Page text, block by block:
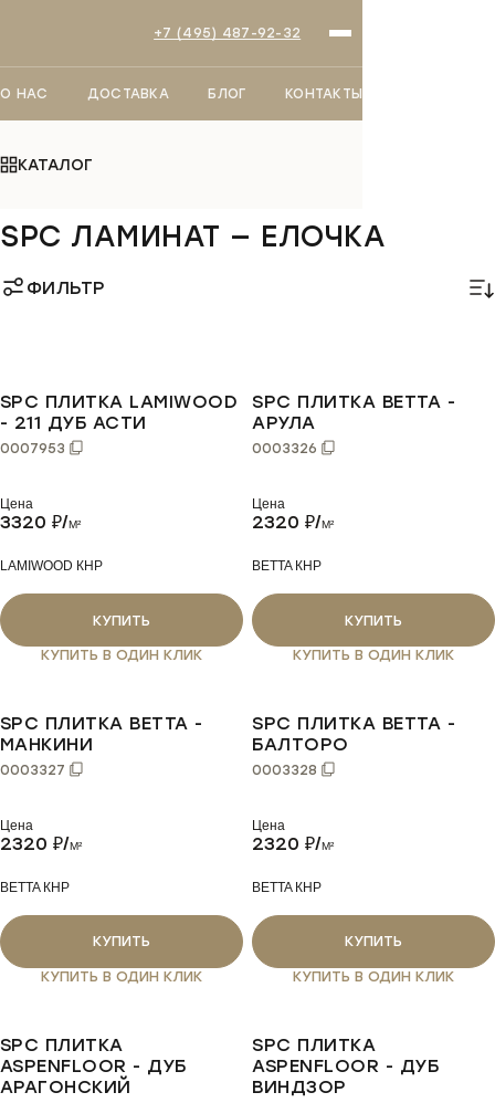
+7 (495) 487-92-32
О НАС ДОСТАВКА БЛОГ КОНТАКТЫ
КАТАЛОГ
SPC ЛАМИНАТ — ЕЛОЧКА
ФИЛЬТР
SPC ПЛИТКА LAMIWOOD
- 211 ДУБ АСТИ
0007953
Цена
3320 ₽/M²
LAMIWOOD КНР
КУПИТЬ
КУПИТЬ В ОДИН КЛИК
SPC ПЛИТКА BETTA -
АРУЛА
0003326
Цена
2320 ₽/M²
BETTA КНР
КУПИТЬ
КУПИТЬ В ОДИН КЛИК
SPC ПЛИТКА BETTA -
МАНКИНИ
0003327
Цена
2320 ₽/M²
BETTA КНР
КУПИТЬ
КУПИТЬ В ОДИН КЛИК
SPC ПЛИТКА BETTA -
БАЛТОРО
0003328
Цена
2320 ₽/M²
BETTA КНР
КУПИТЬ
КУПИТЬ В ОДИН КЛИК
SPC ПЛИТКА
ASPENFLOOR - ДУБ
АРАГОНСКИЙ
SPC ПЛИТКА
ASPENFLOOR - ДУБ
ВИНДЗОР